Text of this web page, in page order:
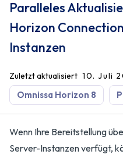
Paralleles
Horizon
Instanzen
Zuletzt aktualisiert 10. Juli
Omnissa Horizon 8
Wenn Ihre Bereitstellung
Server-Instanzen verfügt,